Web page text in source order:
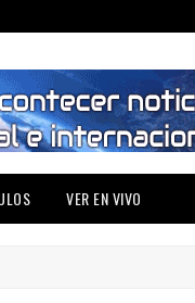
VER EN VIVO